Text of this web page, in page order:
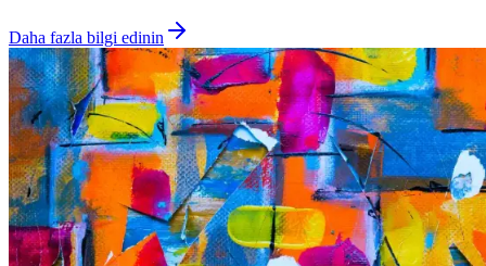
Daha fazla bilgi edinin